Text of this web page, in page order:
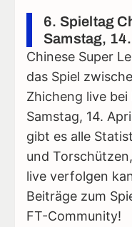
6. Spieltag
Samstag,
Chinese Super
das Spiel
Zhicheng live bei
Samstag, 14.
gibt es alle
und
live verfolgen
Beiträge zum
FT-Community!